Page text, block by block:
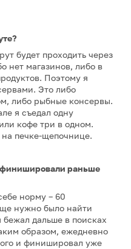
будет проходить через
нет магазинов, либо в
Поэтому я
Это либо
либо рыбные консервы.
я съедал одну
кофе три в одном.
печке-щепочнице.
финишировали раньше
норму – 60
нужно было найти
бежал дальше в поисках
образом, ежедневно
и финишировал уже